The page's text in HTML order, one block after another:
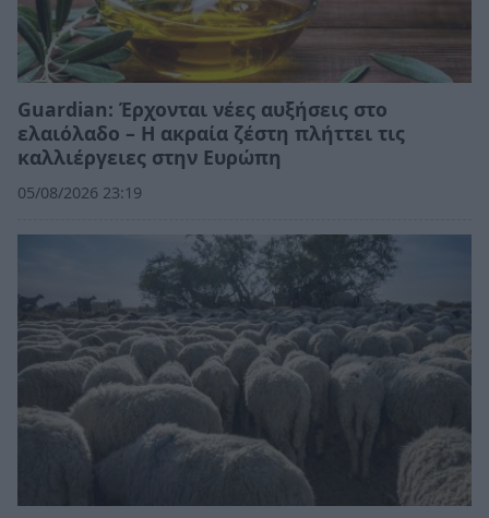
Guardian: Έρχονται νέες αυξήσεις στο
ελαιόλαδο – Η ακραία ζέστη πλήττει τις
καλλιέργειες στην Ευρώπη
05/08/2026 23:19